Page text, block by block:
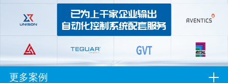
更多案例